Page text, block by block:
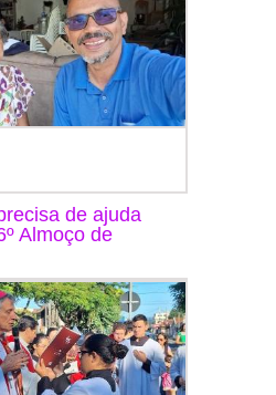
de ajuda
Almoço de